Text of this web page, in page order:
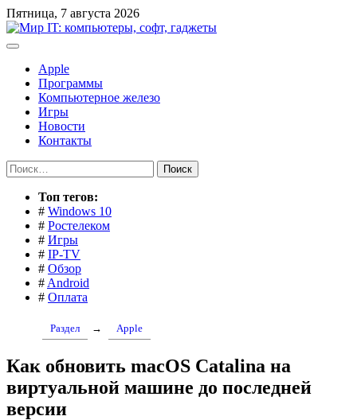
Перейти
к
содержимому
Пятница, 7 августа 2026
Apple
Программы
Компьютерное железо
Игры
Новости
Контакты
Найти:
Toп тегов:
# Windows 10
# Ростелеком
# Игры
# IP-TV
# Обзор
# Android
# Оплата
Раздел → Apple
Как обновить macOS Catalina на
виртуальной машине до последней
версии